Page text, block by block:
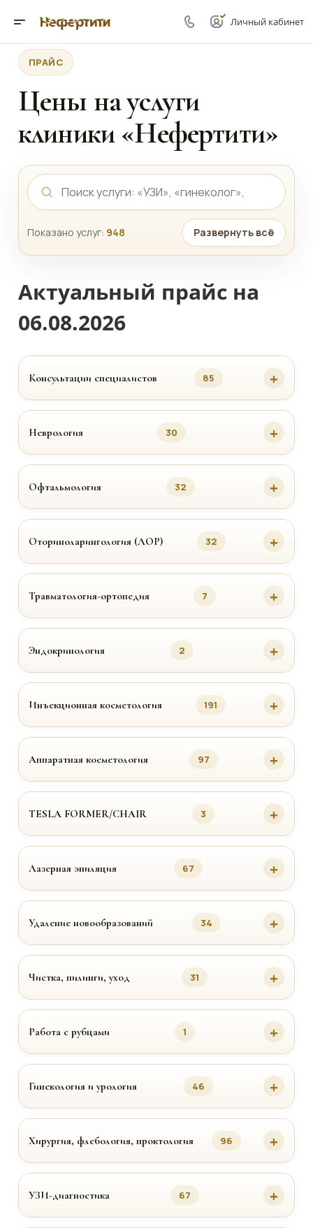
Личный кабинет
ПРАЙС
Цены на услуги
клиники «Нефертити»
Показано услуг: 948 Развернуть всё
Актуальный прайс на
06.08.2026
Консультации специалистов 85
Неврология 30
Офтальмология 32
Оториноларингология (ЛОР) 32
Травматология-ортопедия 7
Эндокринология 2
Инъекционная косметология 191
Аппаратная косметология 97
TESLA FORMER/CHAIR 3
Лазерная эпиляция 67
Удаление новообразований 34
Чистка, пилинги, уход 31
Работа с рубцами 1
Гинекология и урология 46
Хирургия, флебология, проктология 96
УЗИ-диагностика 67